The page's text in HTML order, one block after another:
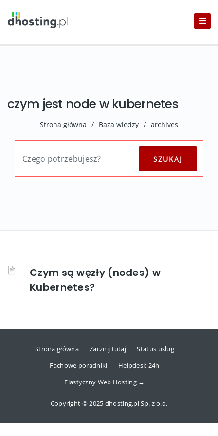
czym jest node w kubernetes
Strona główna / Baza wiedzy / archives
Czym są węzły (nodes) w
Kubernetes?
Strona główna Zacznij tutaj
Status usług
Fachowe poradniki
Helpdesk 24h
Elastyczny Web Hosting →
Copyright © 2025 dhosting.pl Sp. z o.o.